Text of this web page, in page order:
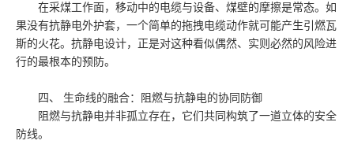
在采煤工作面，移动中的电缆与设备、煤壁的摩擦是常态。如
果没有抗静电外护套，一个简单的拖拽电缆动作就可能产生引燃瓦
斯的火花。抗静电设计，正是对这种看似偶然、实则必然的风险进
行的最根本的预防。
四、 生命线的融合：阻燃与抗静电的协同防御
阻燃与抗静电并非孤立存在，它们共同构筑了一道立体的安全
防线。